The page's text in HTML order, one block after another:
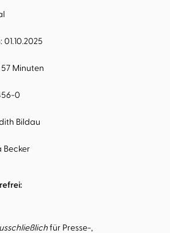
Minuten
0
Bildau
Becker
für Presse-,